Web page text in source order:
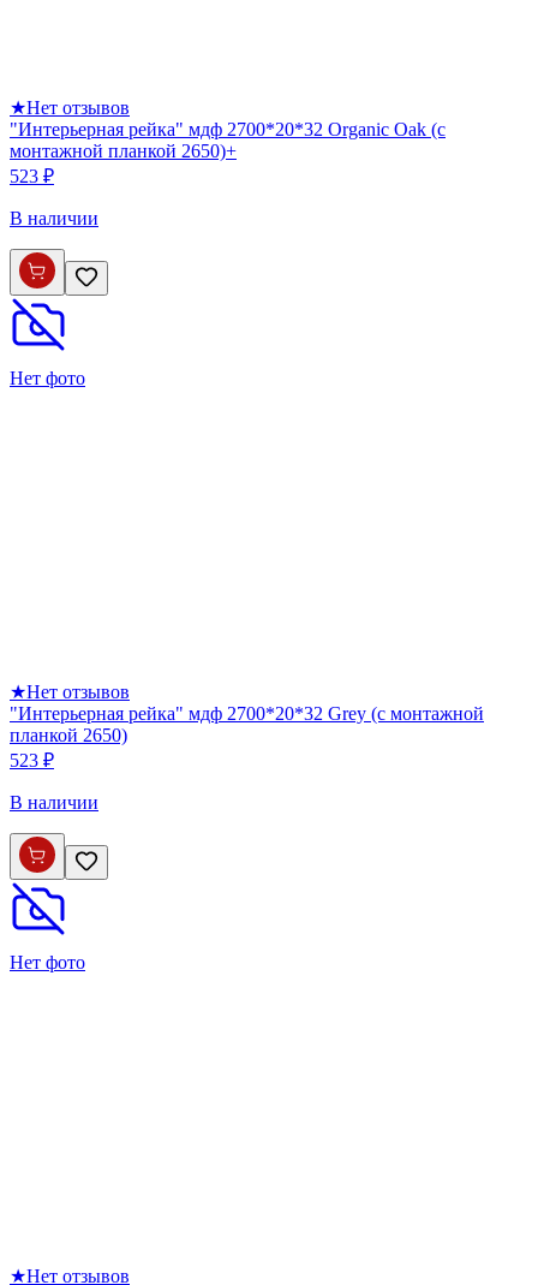
★Нет отзывов
"Интерьерная рейка" мдф 2700*20*32 Organic Oak (с
монтажной планкой 2650)+
523 ₽
В наличии
Нет фото
★Нет отзывов
"Интерьерная рейка" мдф 2700*20*32 Grey (с монтажной
планкой 2650)
523 ₽
В наличии
Нет фото
★Нет отзывов